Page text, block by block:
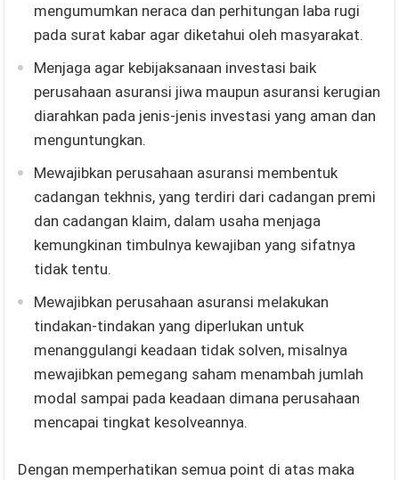
mengumumkan neraca dan perhitungan laba rugi
pada surat kabar agar diketahui oleh masyarakat.
Menjaga agar kebijaksanaan investasi baik
perusahaan asuransi jiwa maupun asuransi kerugian
diarahkan pada jenis-jenis investasi yang aman dan
menguntungkan.
Mewajibkan perusahaan asuransi membentuk
cadangan tekhnis, yang terdiri dari cadangan premi
dan cadangan klaim, dalam usaha menjaga
kemungkinan timbulnya kewajiban yang sifatnya
tidak tentu.
Mewajibkan perusahaan asuransi melakukan
tindakan-tindakan yang diperlukan untuk
menanggulangi keadaan tidak solven, misalnya
mewajibkan pemegang saham menambah jumlah
modal sampai pada keadaan dimana perusahaan
mencapai tingkat kesolveannya.
Dengan memperhatikan semua point di atas maka